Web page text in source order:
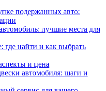
подержанных авто:
лучшие места для
где найти и как выбрать
и цена
автомобиля: шаги и